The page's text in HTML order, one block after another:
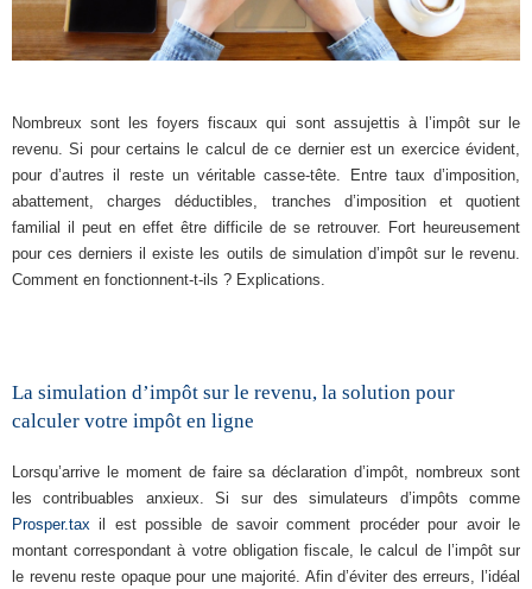
Nombreux sont les foyers fiscaux qui sont assujettis à l’impôt sur le
revenu. Si pour certains le calcul de ce dernier est un exercice évident,
pour d’autres il reste un véritable casse-tête. Entre taux d’imposition,
abattement, charges déductibles, tranches d’imposition et quotient
familial il peut en effet être difficile de se retrouver. Fort heureusement
pour ces derniers il existe les outils de simulation d’impôt sur le revenu.
Comment en fonctionnent-t-ils ? Explications.
La simulation d’impôt sur le revenu, la solution pour
calculer votre impôt en ligne
Lorsqu’arrive le moment de faire sa déclaration d’impôt, nombreux sont
les contribuables anxieux. Si sur des simulateurs d’impôts comme
Prosper.tax il est possible de savoir comment procéder pour avoir le
montant correspondant à votre obligation fiscale, le calcul de l’impôt sur
le revenu reste opaque pour une majorité. Afin d’éviter des erreurs, l’idéal